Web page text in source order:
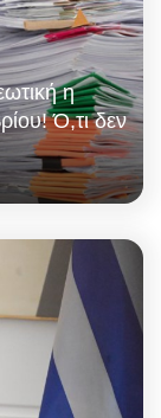
η
Ό,τι δεν